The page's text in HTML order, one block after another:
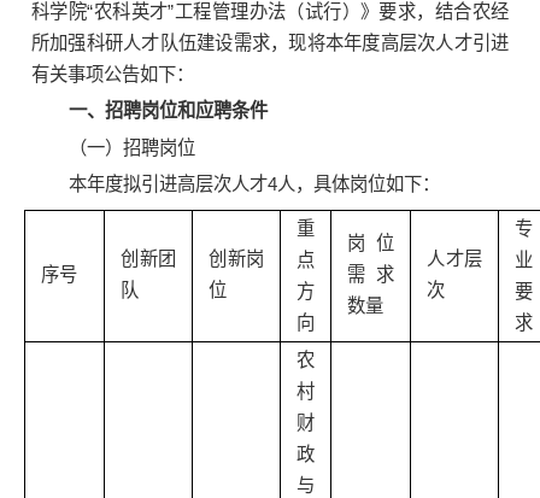
科学院“农科英才”工程管理办法（试行）》要求，结合农经
所加强科研人才队伍建设需求，现将本年度高层次人才引进
有关事项公告如下：
一、招聘岗位和应聘条件
（一）招聘岗位
本年度拟引进高层次人才4人，具体岗位如下：
序号
创新团
队
创新岗
位
重
点
方
向
岗位
需求
数量
人才层
次
专
业
要
求
农
村
财
政
与